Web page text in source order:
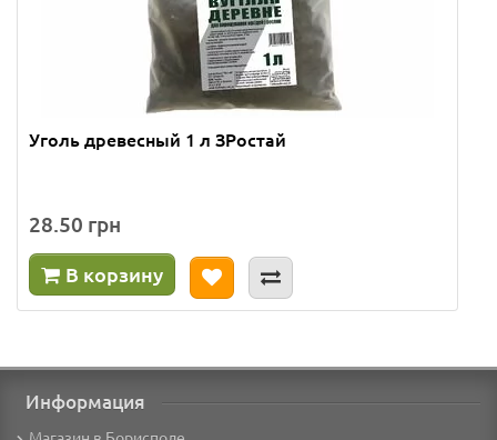
Уголь древесный 1 л ЗРостай
28.50 грн
В корзину
Информация